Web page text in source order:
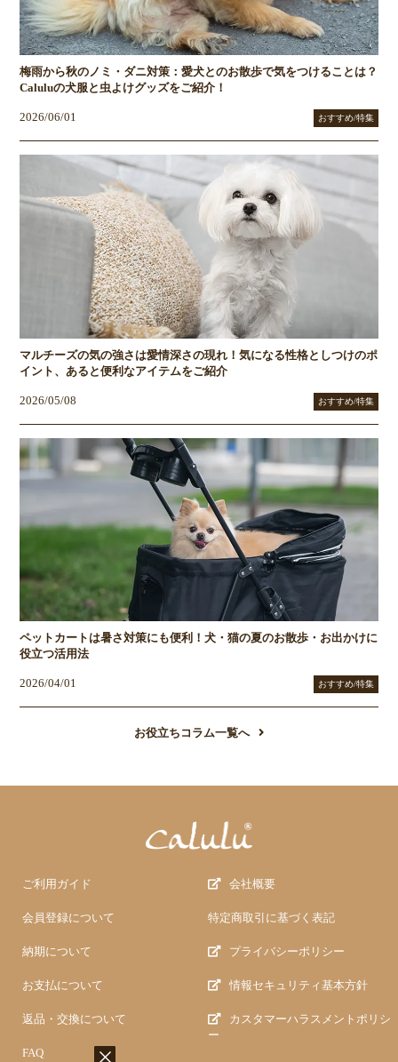
梅雨から秋のノミ・ダニ対策：愛犬とのお散歩で気をつけることは？
Caluluの犬服と虫よけグッズをご紹介！
2026/06/01 おすすめ/特集
マルチーズの気の強さは愛情深さの現れ！気になる性格としつけのポ
イント、あると便利なアイテムをご紹介
2026/05/08 おすすめ/特集
ペットカートは暑さ対策にも便利！犬・猫の夏のお散歩・お出かけに
役立つ活用法
2026/04/01 おすすめ/特集
お役立ちコラム一覧へ
ご利用ガイド
会員登録について
納期について
お支払について
返品・交換について
FAQ
会社概要
特定商取引に基づく表記
プライバシーポリシー
情報セキュリティ基本方針
カスタマーハラスメントポリシ
ー